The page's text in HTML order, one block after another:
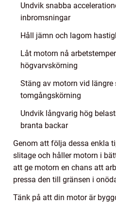
Undvik snabba
inbromsningar
Håll jämn och lagom
Låt motorn nå
högvarvskörning
Stäng av motorn vid
tomgångskörning
Undvik långvarig hög
branta backar
Genom att följa dessa enkla
slitage och håller motorn i
att ge motorn en chans att
pressa den till gränsen i
Tänk på att din motor är